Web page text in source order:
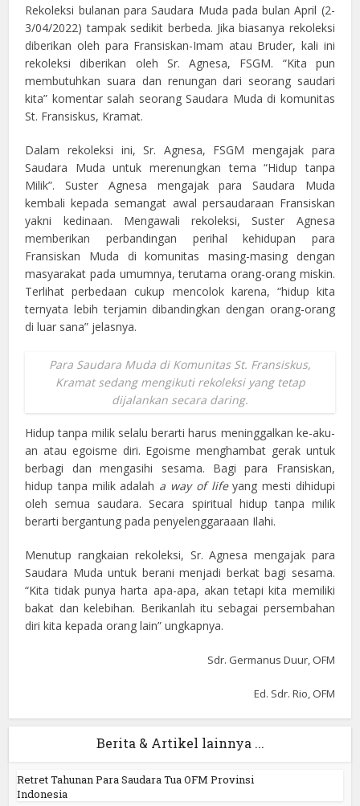
Rekoleksi bulanan para Saudara Muda pada bulan April (2-
3/04/2022) tampak sedikit berbeda. Jika biasanya rekoleksi
diberikan oleh para Fransiskan-Imam atau Bruder, kali ini
rekoleksi diberikan oleh Sr. Agnesa, FSGM. “Kita pun
membutuhkan suara dan renungan dari seorang saudari
kita” komentar salah seorang Saudara Muda di komunitas
St. Fransiskus, Kramat.
Dalam rekoleksi ini, Sr. Agnesa, FSGM mengajak para
Saudara Muda untuk merenungkan tema “Hidup tanpa
Milik”. Suster Agnesa mengajak para Saudara Muda
kembali kepada semangat awal persaudaraan Fransiskan
yakni kedinaan. Mengawali rekoleksi, Suster Agnesa
memberikan perbandingan perihal kehidupan para
Fransiskan Muda di komunitas masing-masing dengan
masyarakat pada umumnya, terutama orang-orang miskin.
Terlihat perbedaan cukup mencolok karena, “hidup kita
ternyata lebih terjamin dibandingkan dengan orang-orang
di luar sana” jelasnya.
Para Saudara Muda di Komunitas St. Fransiskus,
Kramat sedang mengikuti rekoleksi yang tetap
dijalankan secara daring.
Hidup tanpa milik selalu berarti harus meninggalkan ke-aku-
an atau egoisme diri. Egoisme menghambat gerak untuk
berbagi dan mengasihi sesama. Bagi para Fransiskan,
hidup tanpa milik adalah a way of lifeyang mesti dihidupi
oleh semua saudara. Secara spiritual hidup tanpa milik
berarti bergantung pada penyelenggaraaan Ilahi.
Menutup rangkaian rekoleksi, Sr. Agnesa mengajak para
Saudara Muda untuk berani menjadi berkat bagi sesama.
“Kita tidak punya harta apa-apa, akan tetapi kita memiliki
bakat dan kelebihan. Berikanlah itu sebagai persembahan
diri kita kepada orang lain” ungkapnya.
Sdr. Germanus Duur, OFM
Ed. Sdr. Rio, OFM
Berita & Artikel lainnya ...
Retret Tahunan Para Saudara Tua OFM Provinsi
Indonesia